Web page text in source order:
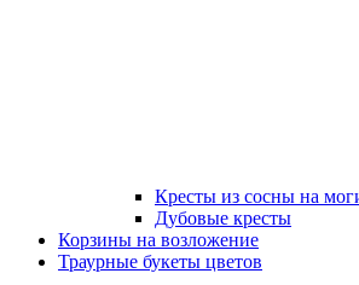
Кресты из сосны на
Дубовые кресты
Корзины на возложение
Траурные букеты цветов